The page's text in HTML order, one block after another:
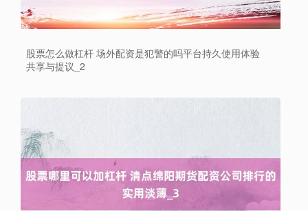
股票怎么做杠杆 场外配资是犯警的吗平台持久使用体验
共享与提议_2